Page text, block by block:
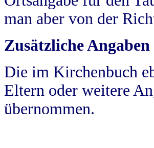
man aber von der
Zusätzliche
Die im Kirchenbuch
Eltern oder weitere
übernommen.